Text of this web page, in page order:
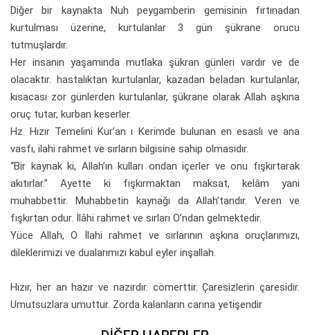
Diğer bir kaynakta Nuh peygamberin gemisinin fırtınadan
kurtulması üzerine, kurtulanlar 3 gün şükrane orucu
tutmuşlardır.
Her insanın yaşamında mutlaka şükran günleri vardır ve de
olacaktır. hastalıktan kurtulanlar, kazadan beladan kurtulanlar,
kısacası zor günlerden kurtulanlar, şükrane olarak Allah aşkına
oruç tutar, kurban keserler.
Hz. Hızır Temelini Kur’an ı Kerimde bulunan en esaslı ve ana
vasfı, ilahi rahmet ve sırların bilgisine sahip olmasıdır.
“Bir kaynak ki, Allah’ın kulları ondan içerler ve onu fışkırtarak
akıtırlar.” Ayette ki fışkırmaktan maksat, kelâm yani
muhabbettir. Muhabbetin kaynağı da Allah’tandır. Veren ve
fışkırtan odur. İlâhi rahmet ve sırları O’ndan gelmektedir.
Yüce Allah, O İlahi rahmet ve sırlarının aşkına oruçlarımızı,
dileklerimizi ve dualarımızı kabul eyler inşallah.
Hızır, her an hazır ve nazırdır. cömerttir. Çaresizlerin çaresidir.
Umutsuzlara umuttur. Zorda kalanların carına yetişendir